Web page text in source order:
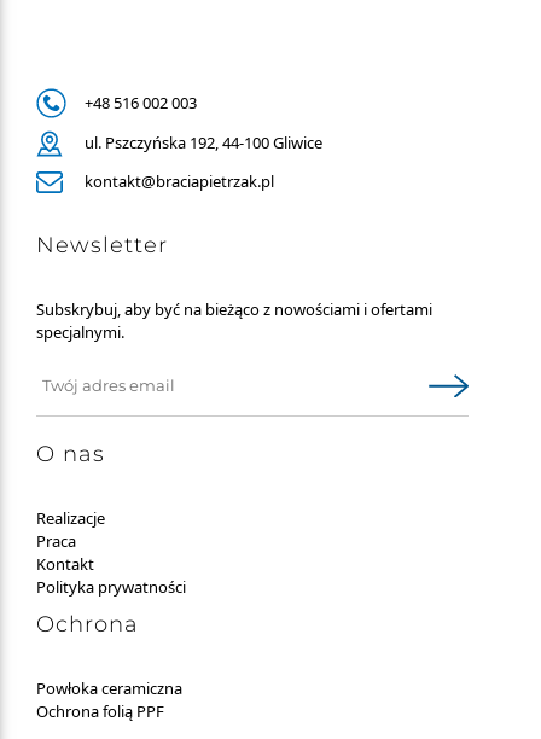
O nas
Realizacje
Praca
Kontakt
Polityka prywatności
Ochrona
Powłoka ceramiczna
Ochrona folią PPF
Newsletter
Subskrybuj, aby być na bieżąco z nowościami i ofertami
specjalnymi.
+48 516 002 003
ul. Pszczyńska 192, 44-100 Gliwice
kontakt@braciapietrzak.pl